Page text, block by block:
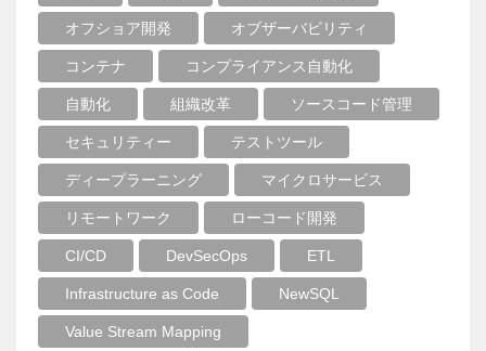
オフショア開発 オブザーバビリティ
コンテナ コンプライアンス自動化
自動化 組織改革 ソースコード管理
セキュリティー テストツール
ディープラーニング マイクロサービス
リモートワーク ローコード開発
CI/CD DevSecOps ETL
Infrastructure as Code NewSQL
Value Stream Mapping